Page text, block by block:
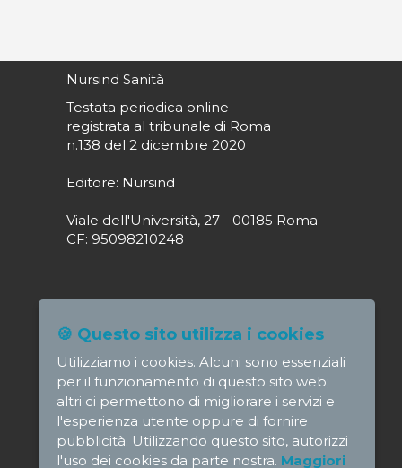
Nursind Sanità
Testata periodica online
registrata al tribunale di Roma
n.138 del 2 dicembre 2020
Editore: Nursind
Viale dell'Università, 27 - 00185 Roma
CF: 95098210248
Direttore responsabile: Paola Alagia
direttore@nursindsanita.it
Redazione: redazione@nursindsanita.it
🍪 Questo sito utilizza i cookies
Utilizziamo i cookies. Alcuni sono essenziali
per il funzionamento di questo sito web;
altri ci permettono di migliorare i servizi e
l'esperienza utente oppure di fornire
pubblicità. Utilizzando questo sito, autorizzi
l'uso dei cookies da parte nostra. Maggiori